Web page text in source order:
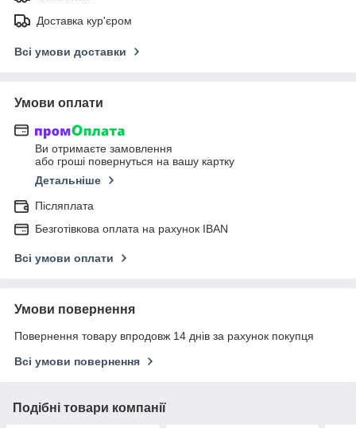
Доставка кур'єром
Всі умови доставки
Умови оплати
Ви отримаєте замовлення
або гроші повернуться на вашу картку
Детальніше
Післяплата
Безготівкова оплата на рахунок IBAN
Всі умови оплати
Умови повернення
Повернення товару впродовж 14 днів за рахунок покупця
Всі умови повернення
Подібні товари компанії